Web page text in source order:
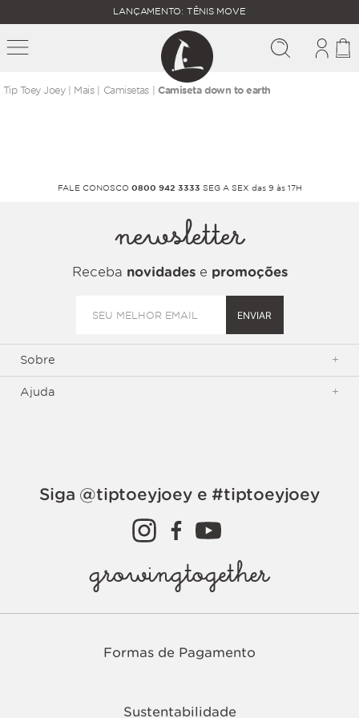
FALTAM
MAIS
R$
400,00
PARA O
FRETE
GRÁTIS
LANÇAMENTO: TÊNIS MOVE
mais camisetas Camiseta down to earth
FALE CONOSCO 0800 942 3333 SEG A SEX das 9 às 17H
newsletter
Receba novidadese promoções
ENVIAR
Sobre +
Ajuda +
Siga @tiptoeyjoey e #tiptoeyjoey
growingtogether
Formas de Pagamento
Sustentabilidade